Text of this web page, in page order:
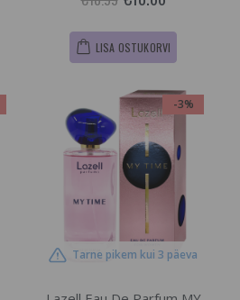
LISA OSTUKORVI
-3%
Tarne pikem kui 3 päeva